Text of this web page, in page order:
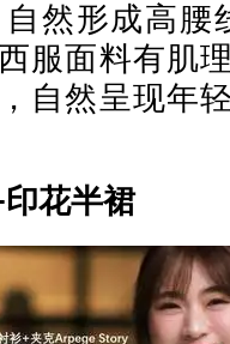
然形成高腰
服面料有肌
自然呈现年
花半裙